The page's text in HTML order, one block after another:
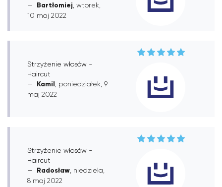
Bartłomiej , wtorek,
10 maj 2022
Strzyżenie włosów -
Haircut
Kamil , poniedziałek, 9
maj 2022
Strzyżenie włosów -
Haircut
Radosław , niedziela,
8 maj 2022